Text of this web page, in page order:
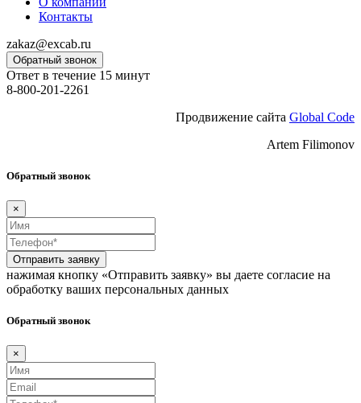
Контакты
zakaz@excab.ru
Обратный звонок
Ответ в течение 15 минут
8-800-201-2261
Продвижение сайта Global Code
Artem Filimonov
Обратный звонок
×
Отправить заявку
нажимая кнопку «Отправить заявку» вы даете согласие на
обработку ваших персональных данных
Обратный звонок
×